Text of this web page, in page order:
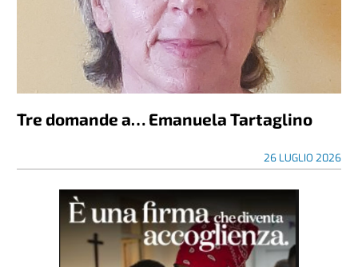
Tre domande a… Emanuela Tartaglino
26 LUGLIO 2026